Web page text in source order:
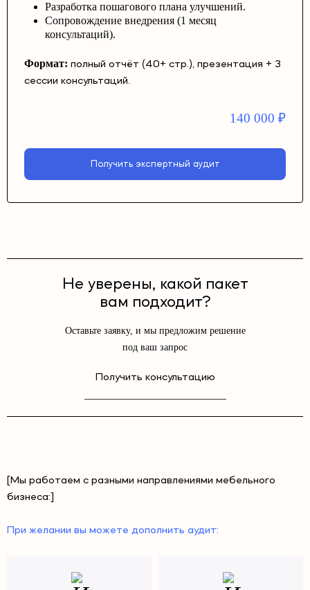
Разработка пошагового плана улучшений.
Сопровождение внедрения (1 месяц
консультаций).
Формат: полный отчёт (40+ стр.), презентация + 3
сессии консультаций.
140 000 ₽
Получить экспертный аудит
Не уверены, какой пакет
вам подходит?
Оставьте заявку, и мы предложим решение
под ваш запрос
Получить консультацию
[Мы работаем с разными направлениями мебельного
бизнеса:]
При желании вы можете дополнить аудит: